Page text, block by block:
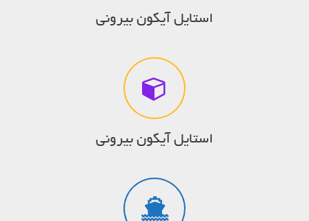
استایل آیکون بیرونی
استایل آیکون بیرونی